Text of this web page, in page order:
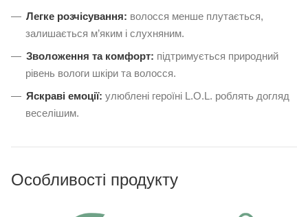
Легке розчісування: волосся менше плутається,
залишається м’яким і слухняним.
Зволоження та комфорт: підтримується природний
рівень вологи шкіри та волосся.
Яскраві емоції: улюблені героїні L.O.L. роблять догляд
веселішим.
Особливості продукту